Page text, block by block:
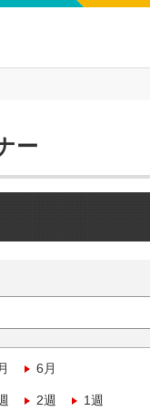
ー
6月
2週 1週